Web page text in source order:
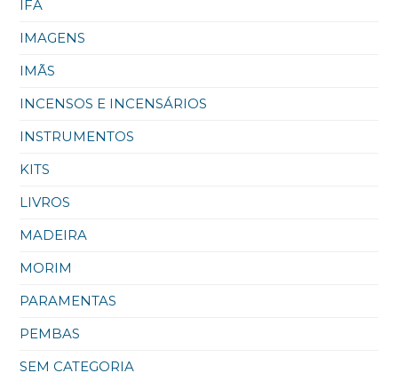
IFÁ
IMAGENS
IMÃS
INCENSOS E INCENSÁRIOS
INSTRUMENTOS
KITS
LIVROS
MADEIRA
MORIM
PARAMENTAS
PEMBAS
SEM CATEGORIA